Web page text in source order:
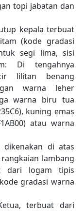
topi jabatan dan
kepala terbuat
(kode gradasi
segi lima, sisi
Di tengahnya
lilitan benang
warna leher
warna biru tua
kuning emas
atau warna
di atas
lambang
dari logam tipis
gradasi warna
terbuat dari